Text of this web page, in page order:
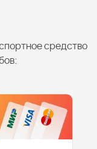
средство